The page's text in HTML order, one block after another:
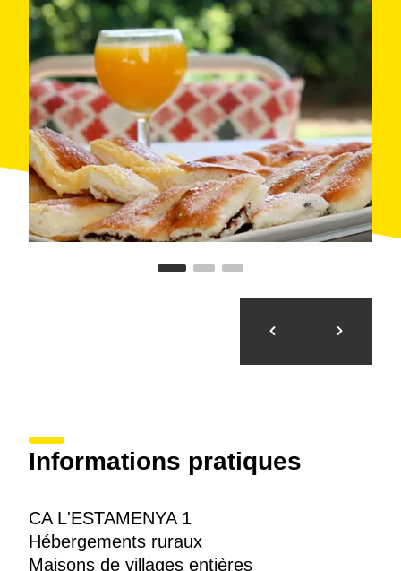
Informations pratiques
CA L'ESTAMENYA 1
Hébergements ruraux
Maisons de villages entières